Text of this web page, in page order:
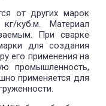
от других марок
куб.м. Материал
При сварке
для создания
его применения на
промышленность,
применяется для